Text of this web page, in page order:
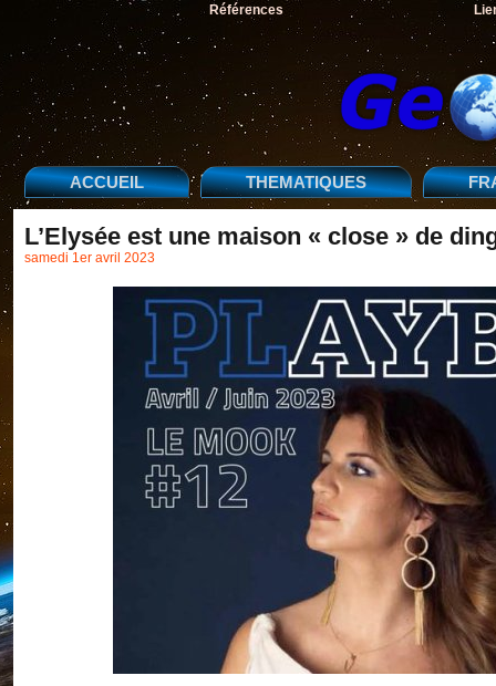
Références
ACCUEIL THEMATIQUES
L’Elysée est une maison « close » de
samedi 1er avril 2023